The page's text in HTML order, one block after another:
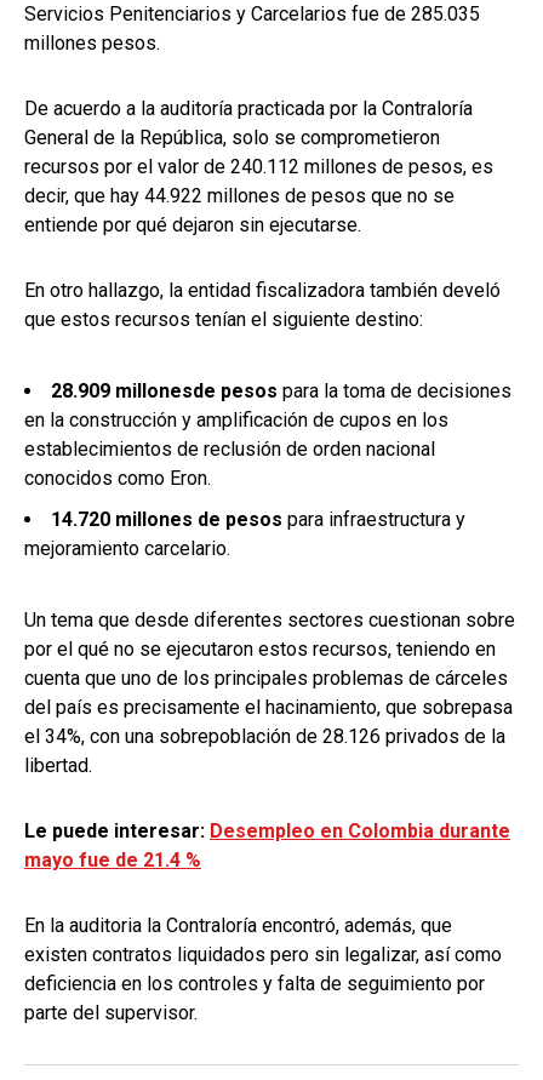
Servicios Penitenciarios y Carcelarios fue de 285.035
millones pesos.
De acuerdo a la auditoría practicada por la Contraloría
General de la República, solo se comprometieron
recursos por el valor de 240.112 millones de pesos, es
decir, que hay 44.922 millones de pesos que no se
entiende por qué dejaron sin ejecutarse.
En otro hallazgo, la entidad fiscalizadora también develó
que estos recursos tenían el siguiente destino:
28.909 millonesde pesos para la toma de decisiones
en la construcción y amplificación de cupos en los
establecimientos de reclusión de orden nacional
conocidos como Eron.
14.720 millones de pesos para infraestructura y
mejoramiento carcelario.
Un tema que desde diferentes sectores cuestionan sobre
por el qué no se ejecutaron estos recursos, teniendo en
cuenta que uno de los principales problemas de cárceles
del país es precisamente el hacinamiento, que sobrepasa
el 34%, con una sobrepoblación de 28.126 privados de la
libertad.
Le puede interesar: Desempleo en Colombia durante
mayo fue de 21.4 %
En la auditoria la Contraloría encontró, además, que
existen contratos liquidados pero sin legalizar, así como
deficiencia en los controles y falta de seguimiento por
parte del supervisor.